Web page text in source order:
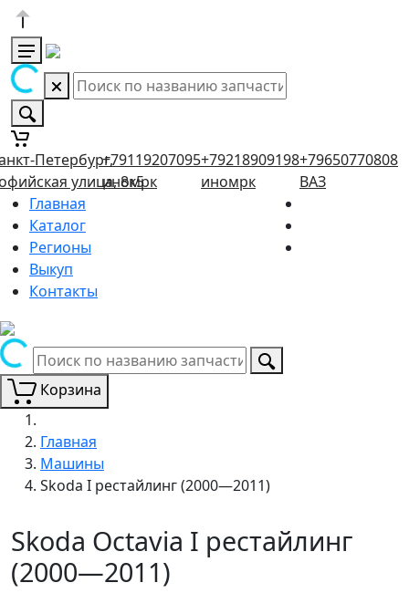
Петербург,
улица, 8к5
+79119207095
иномрк
+79218909198
иномрк
+79650770808
ВАЗ
Главная
Каталог
Регионы
Выкуп
Контакты
Корзина
Главная
Машины
Skoda I рестайлинг (2000—2011)
Skoda Octavia I рестайлинг
(2000—2011)